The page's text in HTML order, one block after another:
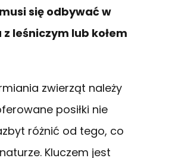
się odbywać w
leśniczym lub kołem
zwierząt należy
posiłki nie
różnić od tego, co
Kluczem jest